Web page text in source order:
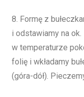
8. Formę z
i odstawiamy na
w temperaturze
folię i wkładamy
(góra-dół).